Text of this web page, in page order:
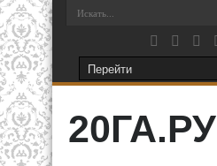
20ГА.РУ